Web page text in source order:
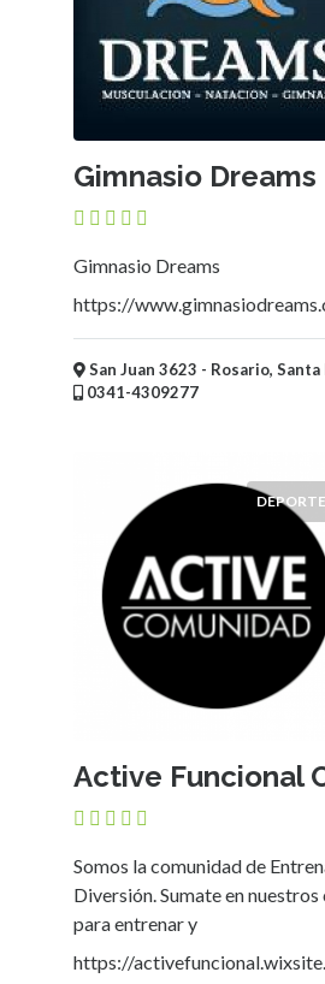
Gimnasio Dreams
Gimnasio Dreams
https://
San Juan 3623 - Rosario, Santa
0341-4309277
Active Funcional
Somos la comunidad de
Diversión. Sumate en
para entrenar y
https://